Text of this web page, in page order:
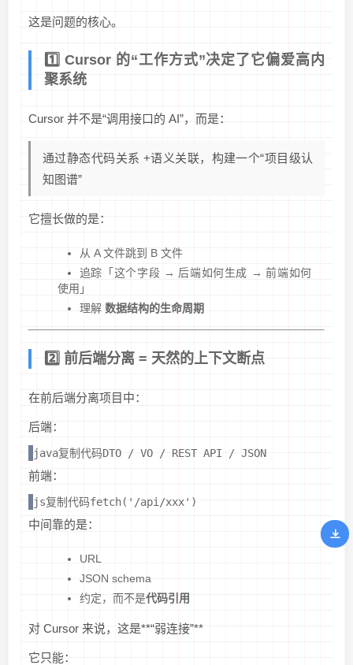
这是问题的核心。
1️⃣ Cursor 的“工作方式”决定了它偏爱高内
聚系统
Cursor 并不是“调用接口的 AI”，而是：
通过静态代码关系 +语义关联，构建一个“项目级认
知图谱”
它擅长做的是：
从 A 文件跳到 B 文件
追踪「这个字段 → 后端如何生成 → 前端如何
使用」
理解 数据结构的生命周期
2️⃣ 前后端分离 = 天然的上下文断点
在前后端分离项目中：
后端：
java复制代码DTO / VO / REST API / JSON
前端：
js复制代码fetch('/api/xxx')
中间靠的是：
URL
JSON schema
约定，而不是代码引用
对 Cursor 来说，这是**“弱连接”**
它只能：